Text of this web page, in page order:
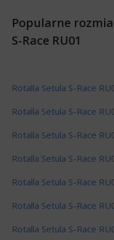
Popularne
S-Race RU01
Rotalla Setula S-Race
Rotalla Setula S-Race
Rotalla Setula S-Race
Rotalla Setula S-Race
Rotalla Setula S-Race
Rotalla Setula S-Race
Rotalla Setula S-Race